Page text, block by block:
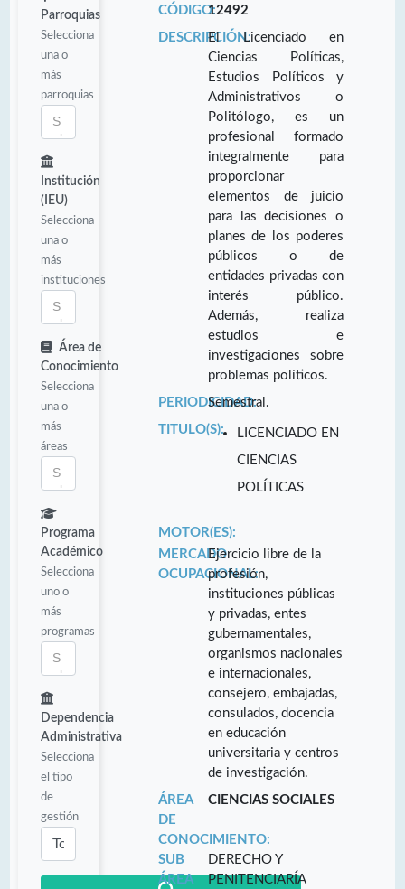
Parroquias
Selecciona
una o
más
parroquias
Institución
(IEU)
Selecciona
una o
más
instituciones
Área de
Conocimiento
Selecciona
una o
más
áreas
Programa
Académico
Selecciona
uno o
más
programas
Dependencia
Administrativa
Selecciona
el tipo
de
gestión
CÓDIGO:12492
DESCRIPCIÓN:El Licenciado en
Ciencias Políticas,
Estudios Políticos y
Administrativos o
Politólogo, es un
profesional formado
integralmente para
proporcionar
elementos de juicio
para las decisiones o
planes de los poderes
públicos o de
entidades privadas con
interés público.
Además, realiza
estudios e
investigaciones sobre
problemas políticos.
PERIODICIDAD:
Semestral.
TITULO(S):
LICENCIADO EN
CIENCIAS
POLÍTICAS
MOTOR(ES):
MERCADO
OCUPACIONAL:
Ejercicio libre de la
profesión,
instituciones públicas
y privadas, entes
gubernamentales,
organismos nacionales
e internacionales,
consejero, embajadas,
consulados, docencia
en educación
universitaria y centros
de investigación.
ÁREA
DE
CONOCIMIENTO:
CIENCIAS SOCIALES
SUB
ÁREA
DERECHO Y
PENITENCIARÍA